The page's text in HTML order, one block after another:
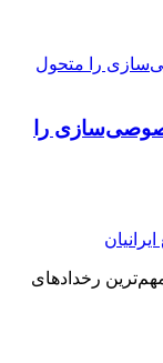
را
رخدادهای